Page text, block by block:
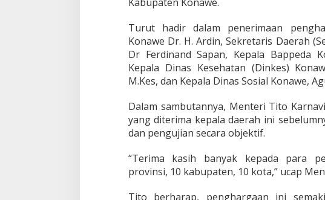
i
Turut hadir dalam penerimaan
Konawe Dr. H. Ardin, Sekretaris Daerah
Dr Ferdinand Sapan, Kepala Bappeda
Kepala Dinas Kesehatan (Dinkes)
M.Kes, dan Kepala Dinas Sosial Konawe,
Dalam sambutannya, Menteri Tito
yang diterima kepala daerah ini
dan pengujian secara objektif.
“Terima kasih banyak kepada para
provinsi, 10 kabupaten, 10 kota,” ucap
Tito berharap, penghargaan ini